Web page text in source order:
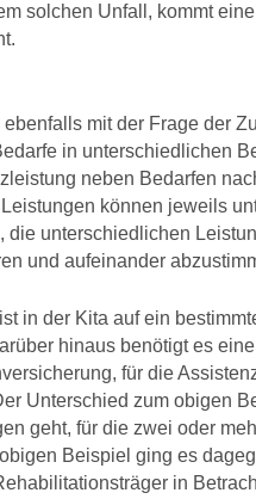
solchen Unfall, kommt
mit der Frage der
in unterschiedlichen
neben Bedarfen
können jeweils
unterschiedlichen
und aufeinander
in der Kita auf ein
hinaus benötigt es
für die
Unterschied zum obigen
geht, für die zwei oder
Beispiel ging es
in